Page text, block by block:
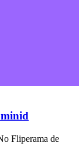
Fliperama de